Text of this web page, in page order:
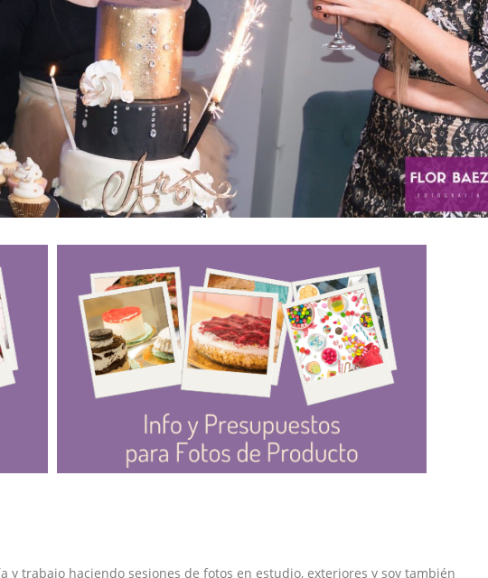
y trabajo haciendo sesiones de fotos en estudio, exteriores y soy también